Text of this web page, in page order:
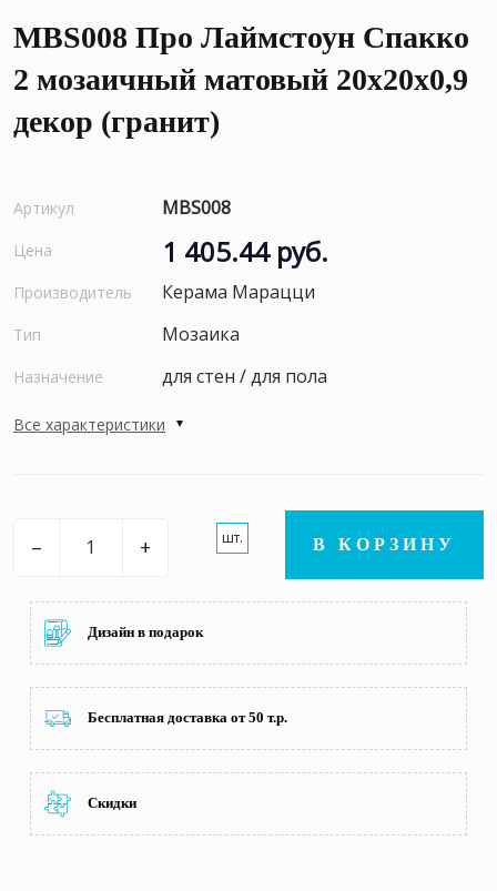
MBS008 Про Лаймстоун Спакко
2 мозаичный матовый 20х20х0,9
декор (гранит)
Артикул MBS008
Цена 1 405.44 руб.
Производитель Керама Марацци
Тип Мозаика
Назначение для стен / для пола
Все характеристики
– + шт. В КОРЗИНУ
Дизайн в подарок
Бесплатная доставка от 50 т.р.
Скидки